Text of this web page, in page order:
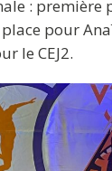
: première
pour
le CEJ2.